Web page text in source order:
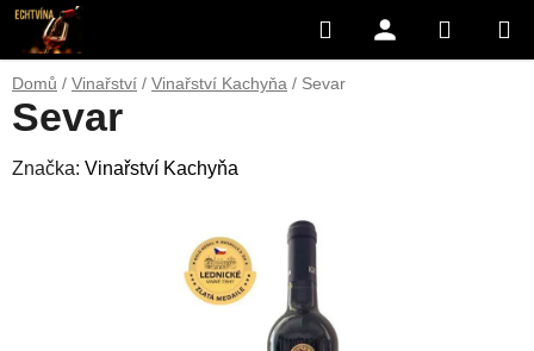
Přejít
obsah
Hledat
KOŠÍK
Domů / Vinařství / Vinařství Kachyňa / Sevar
Sevar
Značka: Vinařství Kachyňa